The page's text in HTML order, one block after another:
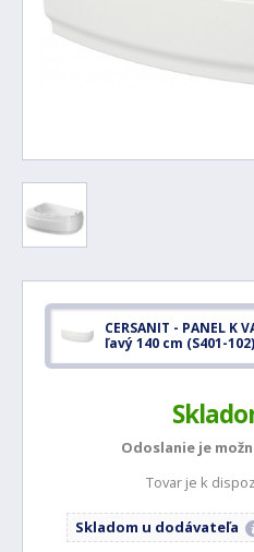
CERSANIT - PANEL K
ľavý 140 cm (S401-
Odoslanie je
Tovar je k
Skladom u dodávateľa